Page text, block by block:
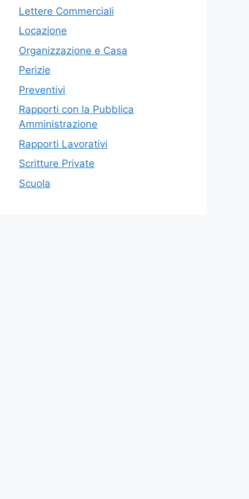
Lettere Commerciali
Locazione
Organizzazione e Casa
Perizie
Preventivi
Rapporti con la Pubblica
Amministrazione
Rapporti Lavorativi
Scritture Private
Scuola